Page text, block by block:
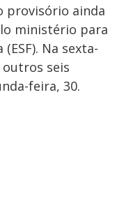
provisório ainda
ministério para
Na sexta-
seis
feira, 30.